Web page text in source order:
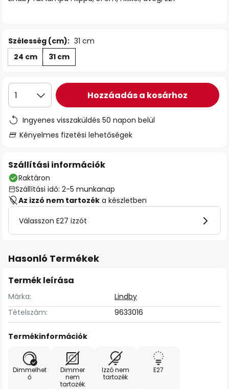
Szélesség (cm): 31 cm
24 cm
31 cm
1 Hozzáadás a kosárhoz
Ingyenes visszaküldés 50 napon belül
Kényelmes fizetési lehetőségek
Szállítási információk
Raktáron
Szállítási idő: 2-5 munkanap
Az izzó nem tartozék a készletben
Válasszon E27 izzót
Hasonló Termékek
Termék leírása
Márka:
Lindby
Tételszám:
9633016
Termékinformációk
Dimmelhet
ő
Dimmer
nem
tartozék
Izzó nem
tartozék
E27